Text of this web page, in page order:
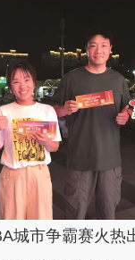
市争霸赛火热